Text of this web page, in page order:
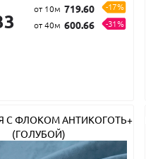
от 10м 719.60
-17%
от 40м 600.66 -31%
С ФЛОКОМ АНТИКОГОТЬ+
(ГОЛУБОЙ)